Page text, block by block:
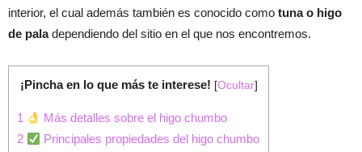
interior, el cual además también es conocido como tuna o higo
de paladependiendo del sitio en el que nos encontremos.
¡Pincha en lo que más te interese! [Ocultar]
1
Más detalles sobre el higo chumbo
2
Principales propiedades del higo chumbo